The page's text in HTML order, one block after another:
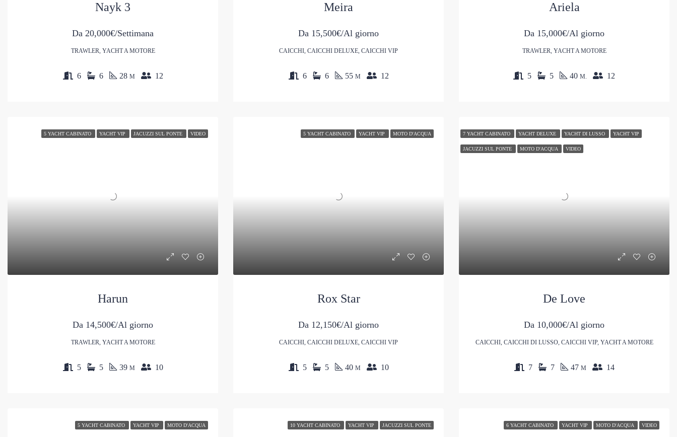
Nayk 3
Da 20,000€/Settimana
TRAWLER, YACHT A MOTORE
6 6 28 M 12
Meira
Da 15,500€/Al giorno
CAICCHI, CAICCHI DELUXE, CAICCHI VIP
6 6 55 M 12
Ariela
Da 15,000€/Al giorno
TRAWLER, YACHT A MOTORE
5 5 40 M. 12
5 YACHT CABINATO YACHT VIP JACUZZI SUL PONTE VIDEO
Harun
Da 14,500€/Al giorno
TRAWLER, YACHT A MOTORE
5 5 39 M 10
5 YACHT CABINATO YACHT VIP MOTO D'ACQUA
Rox Star
Da 12,150€/Al giorno
CAICCHI, CAICCHI DELUXE, CAICCHI VIP
5 5 40 M 10
7 YACHT CABINATO YACHT DELUXE YACHT DI LUSSO YACHT VIP
JACUZZI SUL PONTE MOTO D'ACQUA VIDEO
De Love
Da 10,000€/Al giorno
CAICCHI, CAICCHI DI LUSSO, CAICCHI VIP, YACHT A MOTORE
7 7 47 M 14
5 YACHT CABINATO YACHT VIP MOTO D'ACQUA 10 YACHT CABINATO YACHT VIP JACUZZI SUL PONTE 6 YACHT CABINATO YACHT VIP MOTO D'ACQUA VIDEO